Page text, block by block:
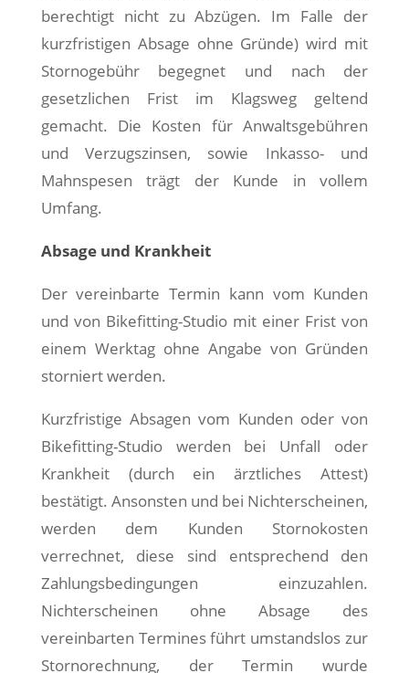
berechtigt nicht zu Abzügen. Im Falle der
kurzfristigen Absage ohne Gründe) wird mit
Stornogebühr begegnet und nach der
gesetzlichen Frist im Klagsweg geltend
gemacht. Die Kosten für Anwaltsgebühren
und Verzugszinsen, sowie Inkasso- und
Mahnspesen trägt der Kunde in vollem
Umfang.
Absage und Krankheit
Der vereinbarte Termin kann vom Kunden
und von Bikefitting-Studio mit einer Frist von
einem Werktag ohne Angabe von Gründen
storniert werden.
Kurzfristige Absagen vom Kunden oder von
Bikefitting-Studio werden bei Unfall oder
Krankheit (durch ein ärztliches Attest)
bestätigt. Ansonsten und bei Nichterscheinen,
werden dem Kunden Stornokosten
verrechnet, diese sind entsprechend den
Zahlungsbedingungen einzuzahlen.
Nichterscheinen ohne Absage des
vereinbarten Termines führt umstandslos zur
Stornorechnung, der Termin wurde